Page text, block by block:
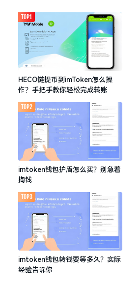
HECO链提币到imToken怎么操
作？手把手教你轻松完成转账
TOP1
imtoken钱包护盾怎么买？别急着
掏钱
TOP2
imtoken钱包转钱要等多久？实际
经验告诉你
TOP3